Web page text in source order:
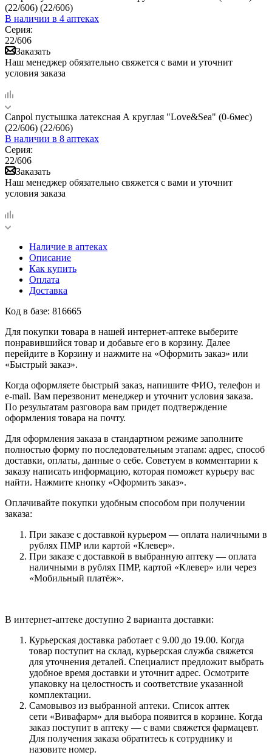
(22/606) (22/606)
В наличии в 4 аптеках
Серия:
22/606
Заказать
Наш менеджер обязательно свяжется с вами и уточнит
условия заказа
Canpol пустышка латексная А круглая "Love&Sea" (0-6мес)
(22/606) (22/606)
В наличии в 8 аптеках
Серия:
22/606
Заказать
Наш менеджер обязательно свяжется с вами и уточнит
условия заказа
Наличие в аптеках
Описание
Как купить
Оплата
Доставка
Код в базе: 816665
Для покупки товара в нашей интернет-аптеке выберите
понравившийся товар и добавьте его в корзину. Далее
перейдите в Корзину и нажмите на «Оформить заказ» или
«Быстрый заказ».
Когда оформляете быстрый заказ, напишите ФИО, телефон и
e-mail. Вам перезвонит менеджер и уточнит условия заказа.
По результатам разговора вам придет подтверждение
оформления товара на почту.
Для оформления заказа в стандартном режиме заполните
полностью форму по последовательным этапам: адрес, способ
доставки, оплаты, данные о себе. Советуем в комментарии к
заказу написать информацию, которая поможет курьеру вас
найти. Нажмите кнопку «Оформить заказ».
Оплачивайте покупки удобным способом при получении
заказа:
При заказе с доставкой курьером — оплата наличными в
рублях ПМР или картой «Клевер».
При заказе с доставкой в выбранную аптеку — оплата
наличными в рублях ПМР, картой «Клевер» или через
«Мобильный платёж».
В интернет-аптеке доступно 2 варианта доставки:
Курьерская доставка работает с 9.00 до 19.00. Когда
товар поступит на склад, курьерская служба свяжется
для уточнения деталей. Специалист предложит выбрать
удобное время доставки и уточнит адрес. Осмотрите
упаковку на целостность и соответствие указанной
комплектации.
Самовывоз из выбранной аптеки. Список аптек
сети «Вивафарм» для выбора появится в корзине. Когда
заказ поступит в аптеку — с вами свяжется фармацевт.
Для получения заказа обратитесь к сотруднику и
назовите номер.